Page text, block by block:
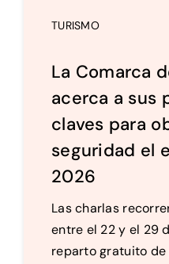
TURISMO
La Comarca
acerca a sus
claves para
seguridad el
2026
Las charlas
entre el 22 y el 29
reparto gratuito de